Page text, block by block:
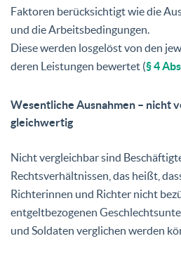
Faktoren berücksichtigt wie die
und die Arbeitsbedingungen.
Diese werden losgelöst von den
deren Leistungen bewertet (§ 4
Wesentliche Ausnahmen – nicht
gleichwertig
Nicht vergleichbar sind
Rechtsverhältnissen, das heißt,
Richterinnen und Richter nicht
entgeltbezogenen
und Soldaten verglichen werden